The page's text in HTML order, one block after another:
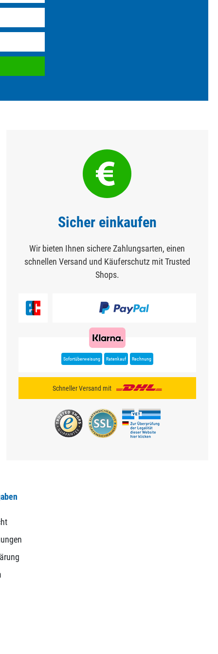
Sicher einkaufen
Wir bieten Ihnen sichere Zahlungsarten, einen
schnellen Versand und Käuferschutz mit Trusted
Shops.
Sofortüberweisung Ratenkauf Rechnung
Schneller Versand mit